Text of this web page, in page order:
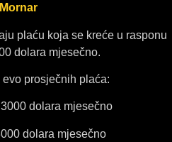
plaću koja se kreće u rasponu
dolara mjesečno.
prosječnih plaća:
dolara mjesečno
dolara mjesečno